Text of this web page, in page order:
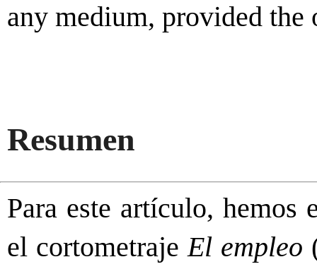
any medium, provided
Resumen
Para este artículo, hemos
el cortometrajeEl empleo